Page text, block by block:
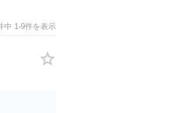
中 1-9件を表示